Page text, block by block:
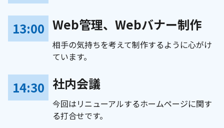
13:00 Web管理、Webバナー制作
相手の気持ちを考えて制作するように心がけ
ています。
14:30 社内会議
今回はリニューアルするホームページに関す
る打合せです。